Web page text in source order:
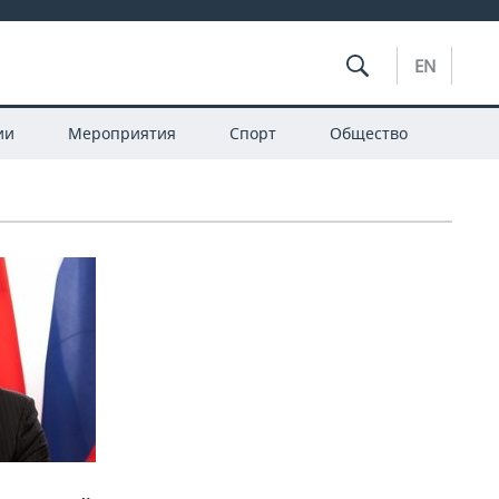
EN
Мероприятия Спорт Общество